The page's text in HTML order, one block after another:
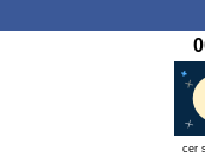
cer